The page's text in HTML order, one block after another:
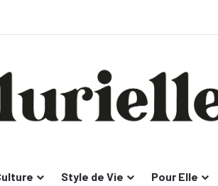
Style de Vie Pour Elle